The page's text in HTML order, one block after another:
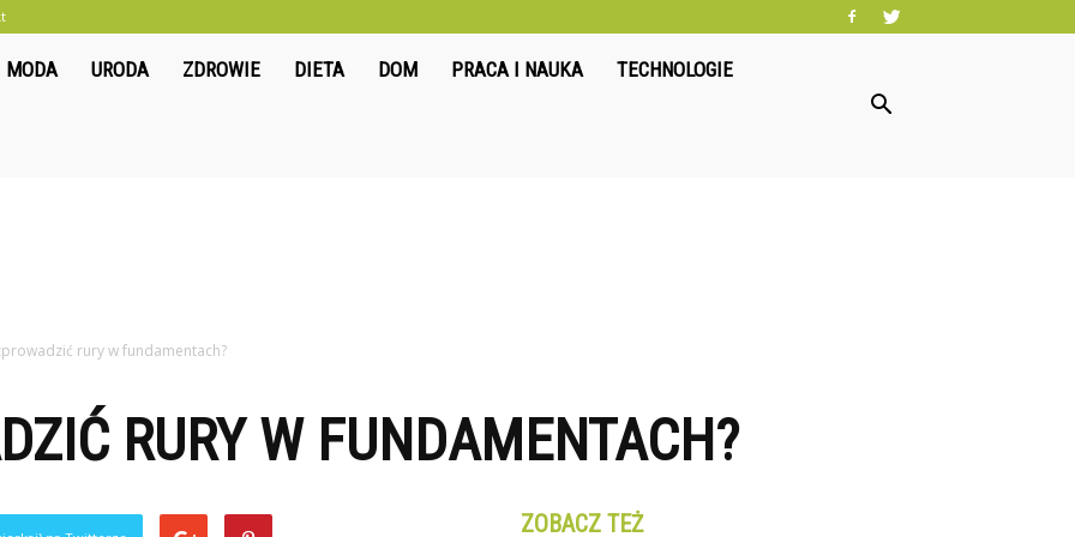
Oliwkowo.pl
MODA URODA ZDROWIE DIETA DOM PRACA I NAUKA TECHNOLOGIE
rury w fundamentach?
RURY W FUNDAMENTACH?
ZOBACZ TEŻ